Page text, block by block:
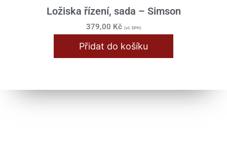
Ložiska řízení, sada – Simson
379,00 Kč (vč. DPH)
Přidat do košíku